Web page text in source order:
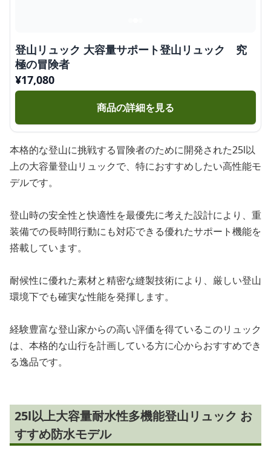
登山リュック 大容量サポート登山リュック 究
極の冒険者
¥17,080
商品の詳細を見る
本格的な登山に挑戦する冒険者のために開発された25l以
上の大容量登山リュックで、特におすすめしたい高性能モ
デルです。
登山時の安全性と快適性を最優先に考えた設計により、重
装備での長時間行動にも対応できる優れたサポート機能を
搭載しています。
耐候性に優れた素材と精密な縫製技術により、厳しい登山
環境下でも確実な性能を発揮します。
経験豊富な登山家からの高い評価を得ているこのリュック
は、本格的な山行を計画している方に心からおすすめでき
る逸品です。
25l以上大容量耐水性多機能登山リュック お
すすめ防水モデル